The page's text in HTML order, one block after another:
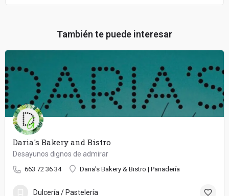
También te puede interesar
Daria's Bakery and Bistro
Desayunos dignos de admirar
663 72 36 34 Daria's Bakery & Bistro | Panadería
Dulcería / Pastelería